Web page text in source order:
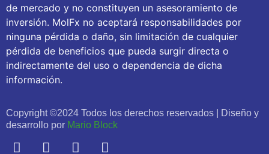
de mercado y no constituyen un asesoramiento de
inversión. MolFx no aceptará responsabilidades por
ninguna pérdida o daño, sin limitación de cualquier
pérdida de beneficios que pueda surgir directa o
indirectamente del uso o dependencia de dicha
información.
Copyright ©2024 Todos los derechos reservados | Diseño y
desarrollo por Mario Block